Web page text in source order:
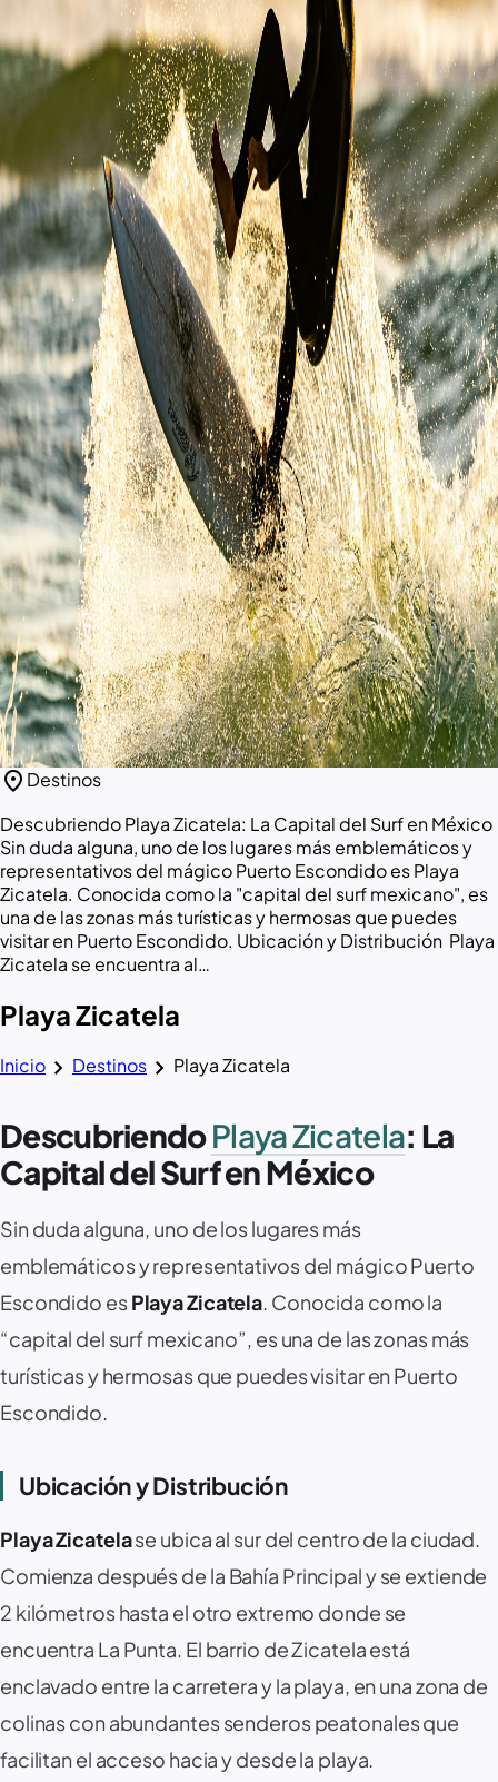
location_on Destinos
Descubriendo Playa Zicatela: La Capital del Surf en México ‍️
Sin duda alguna, uno de los lugares más emblemáticos y
representativos del mágico Puerto Escondido es Playa
Zicatela. Conocida como la "capital del surf mexicano", es
una de las zonas más turísticas y hermosas que puedes
visitar en Puerto Escondido. Ubicación y Distribución ️ Playa
Zicatela se encuentra al…
Playa Zicatela
Inicio chevron_right Destinos chevron_right Playa Zicatela
DescubriendoPlaya Zicatela: La
Capital del Surf en México ‍️
Sin duda alguna, uno de los lugares más
emblemáticos y representativos del mágico Puerto
Escondido esPlaya Zicatela. Conocida como la
“capital del surf mexicano”, es una de las zonas más
turísticas y hermosas que puedes visitar en Puerto
Escondido.
Ubicación y Distribución ️
Playa Zicatelase ubica al sur del centro de la ciudad.
Comienza después de la Bahía Principal y se extiende
2 kilómetros hasta el otro extremo donde se
encuentra La Punta. El barrio de Zicatela está
enclavado entre la carretera y la playa, en una zona de
colinas con abundantes senderos peatonales que
facilitan el acceso hacia y desde la playa.